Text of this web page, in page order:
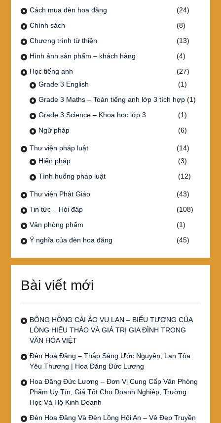
Cách mua đèn hoa đăng
(24)
Chính sách
(8)
Chương trình từ thiện
(13)
Hình ảnh sản phẩm – khách hàng
(4)
Học tiếng anh
(27)
Grade 3 English
(1)
Grade 3 Maths – Toán tiếng anh lớp 3 tích hợp(1)
Grade 3 Science – Khoa học lớp 3
(1)
Ngữ pháp
(6)
Thư viện pháp luật
(14)
Hiến pháp
(3)
Tình huống pháp luật
(12)
Thư viện Phật Giáo
(43)
Tin tức – Hỏi đáp
(108)
Văn phòng phẩm
(1)
Ý nghĩa của đèn hoa đăng
(45)
Bài viết mới
BÔNG HỒNG CÀI ÁO VU LAN – BIỂU TƯỢNG CỦA
LÒNG HIẾU THẢO VÀ GIÁ TRỊ GIA ĐÌNH TRONG
VĂN HÓA VIỆT
Đèn Hoa Đăng – Thắp Sáng Ước Nguyện, Lan Tỏa
Yêu Thương | Hoa Đăng Đức Lương
Hoa Đăng Đức Lương – Đơn Vị Cung Cấp Văn Phòng
Phẩm Uy Tín, Giá Tốt Cho Doanh Nghiệp, Trường
Học Và Hộ Kinh Doanh
Đèn Hoa Đăng Và Đèn Lồng Hội An – Vẻ Đẹp Truyền